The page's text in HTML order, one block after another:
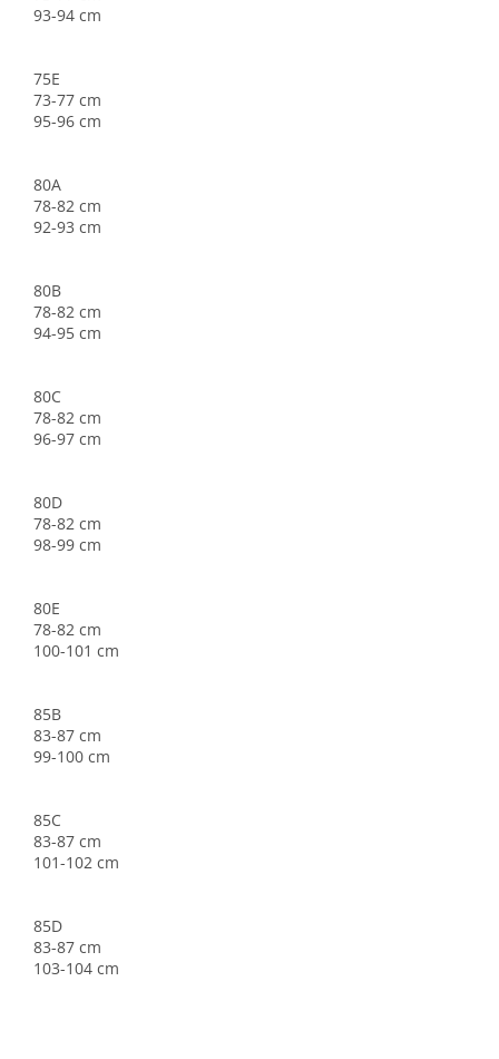
93-94 cm
75E
73-77 cm
95-96 cm
80A
78-82 cm
92-93 cm
80B
78-82 cm
94-95 cm
80C
78-82 cm
96-97 cm
80D
78-82 cm
98-99 cm
80E
78-82 cm
100-101 cm
85B
83-87 cm
99-100 cm
85C
83-87 cm
101-102 cm
85D
83-87 cm
103-104 cm